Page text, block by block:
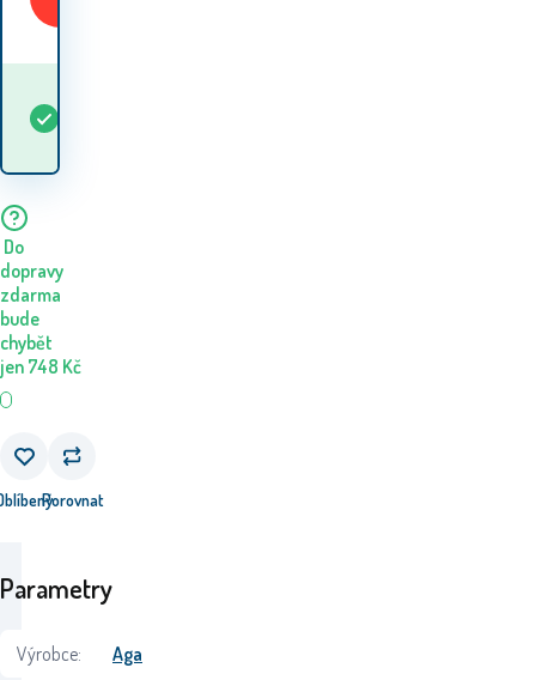
Do
dopravy
zdarma
bude
chybět
jen 748 Kč
Porovnat
Parametry
Výrobce:
Aga